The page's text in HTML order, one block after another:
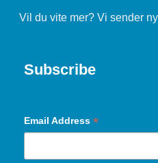
Vil du vite mer? Vi sender
Subscribe
Email Address *